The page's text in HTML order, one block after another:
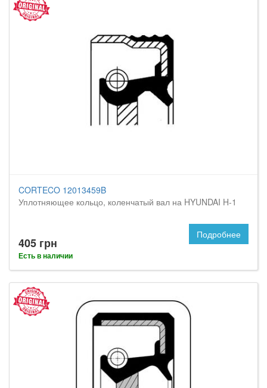
CORTECO 12013459B
Уплотняющее кольцо, коленчатый вал на HYUNDAI H-1
405 грн
Есть в наличии
Подробнее